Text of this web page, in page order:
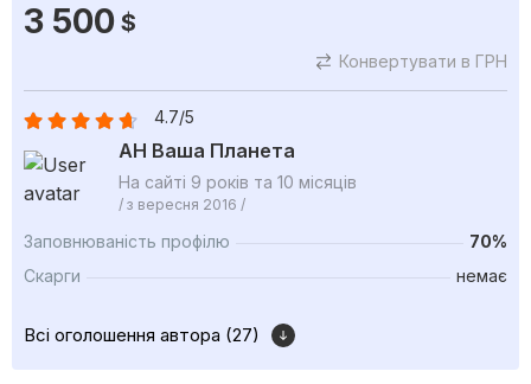
3 500 $
Конвертувати в ГРН
4.7/5
АН Ваша Планета
На сайті 9 років та 10 місяців
/ з вересня 2016 /
Заповнюваність профілю
70%
Скарги
немає
Всі оголошення автора (27)